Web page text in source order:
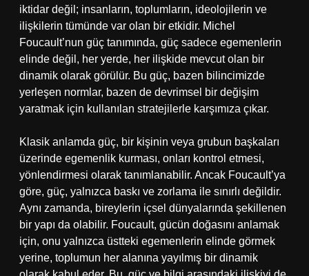
iktidar değil; insanların, toplumların, ideolojilerin ve
ilişkilerin tümünde var olan bir etkidir. Michel
Foucault’nun güç tanımında, güç sadece egemenlerin
elinde değil, her yerde, her ilişkide mevcut olan bir
dinamik olarak görülür. Bu güç, bazen bilincimizde
yerleşen normlar, bazen de devrimsel bir değişim
yaratmak için kullanılan stratejilerle karşımıza çıkar.
Klasik anlamda güç, bir kişinin veya grubun başkaları
üzerinde egemenlik kurması, onları kontrol etmesi,
yönlendirmesi olarak tanımlanabilir. Ancak Foucault’ya
göre, güç, yalnızca baskı ve zorlama ile sınırlı değildir.
Aynı zamanda, bireylerin içsel dünyalarında şekillenen
bir yapı da olabilir. Foucault, gücün doğasını anlamak
için, onu yalnızca üstteki egemenlerin elinde görmek
yerine, toplumun her alanına yayılmış bir dinamik